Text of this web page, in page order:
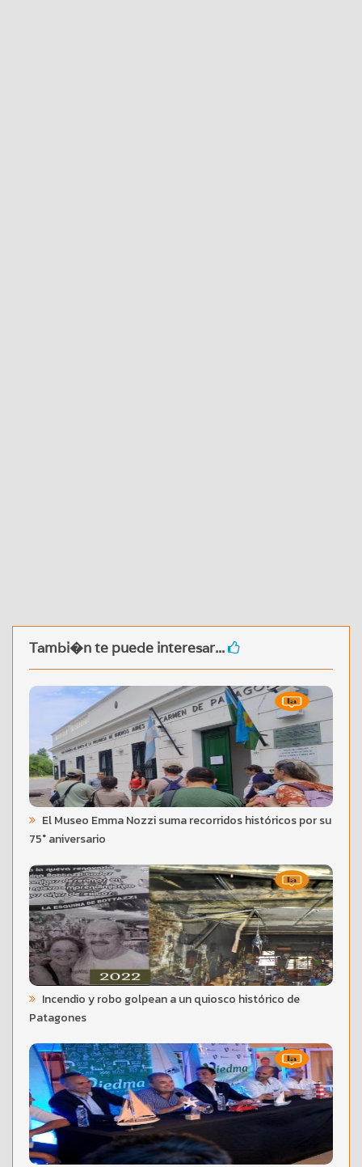
Tambi�n te puede interesar...
El Museo Emma Nozzi suma recorridos históricos por su
75° aniversario
Incendio y robo golpean a un quiosco histórico de
Patagones